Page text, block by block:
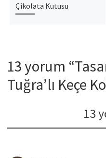
Çikolata Kutusu
13 yorum
Tuğra’lı Keçe
13